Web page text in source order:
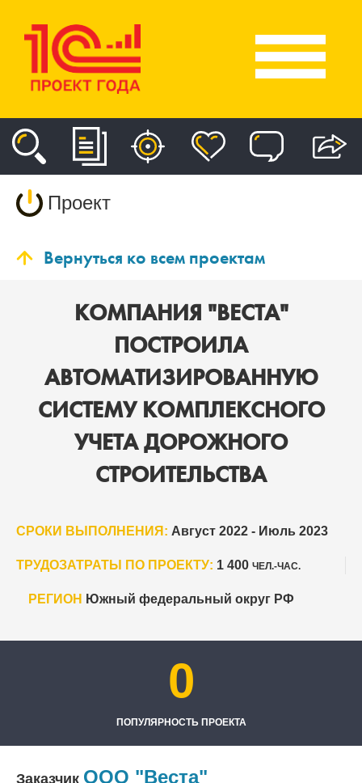
Проект
Вернуться ко всем проектам
КОМПАНИЯ "ВЕСТА"
ПОСТРОИЛА
АВТОМАТИЗИРОВАННУЮ
СИСТЕМУ КОМПЛЕКСНОГО
УЧЕТА ДОРОЖНОГО
СТРОИТЕЛЬСТВА
СРОКИ ВЫПОЛНЕНИЯ: Август 2022 - Июль 2023
ТРУДОЗАТРАТЫ ПО ПРОЕКТУ: 1 400 ЧЕЛ.-ЧАС.
РЕГИОН Южный федеральный округ РФ
0
ПОПУЛЯРНОСТЬ ПРОЕКТА
Заказчик ООО "Веста"